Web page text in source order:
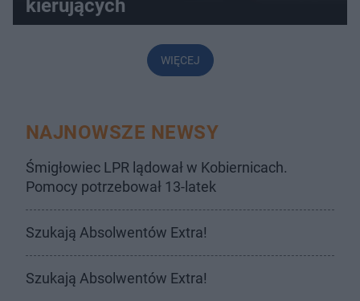
kierujących
WIĘCEJ
NAJNOWSZE NEWSY
Śmigłowiec LPR lądował w Kobiernicach.
Pomocy potrzebował 13-latek
Szukają Absolwentów Extra!
Szukają Absolwentów Extra!